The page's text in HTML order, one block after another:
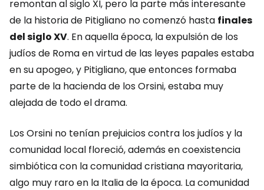
remontan al siglo XI, pero la parte más interesante
de la historia de Pitigliano no comenzó hasta finales
del siglo XV. En aquella época, la expulsión de los
judíos de Roma en virtud de las leyes papales estaba
en su apogeo, y Pitigliano, que entonces formaba
parte de la hacienda de los Orsini, estaba muy
alejada de todo el drama.
Los Orsini no tenían prejuicios contra los judíos y la
comunidad local floreció, además en coexistencia
simbiótica con la comunidad cristiana mayoritaria,
algo muy raro en la Italia de la época. La comunidad